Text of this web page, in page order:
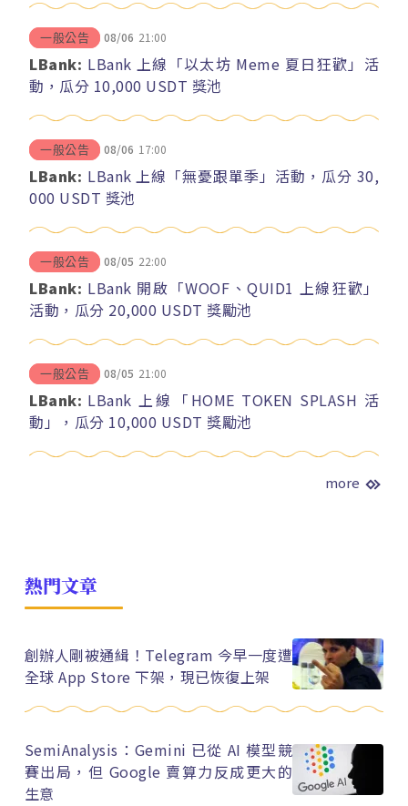
一般公告 08/06 21:00
LBank: LBank 上線「以太坊 Meme 夏日狂歡」活
動，瓜分 10,000 USDT 獎池
一般公告 08/06 17:00
LBank: LBank 上線「無憂跟單季」活動，瓜分 30,
000 USDT 獎池
一般公告 08/05 22:00
LBank: LBank 開啟「WOOF、QUID1 上線狂歡」
活動，瓜分 20,000 USDT 獎勵池
一般公告 08/05 21:00
LBank: LBank 上線「HOME TOKEN SPLASH 活
動」，瓜分 10,000 USDT 獎勵池
more
熱門文章
創辦人剛被通緝！Telegram 今早一度遭
全球 App Store 下架，現已恢復上架
SemiAnalysis：Gemini 已從 AI 模型競
賽出局，但 Google 賣算力反成更大的
生意